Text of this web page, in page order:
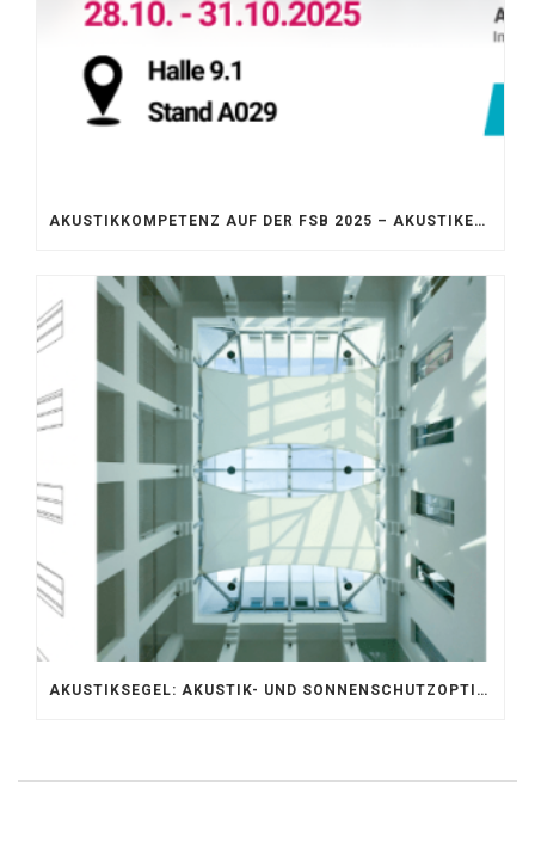
AKUSTIKKOMPETENZ AUF DER FSB 2025 – AKUSTIKELEMENTE FÜR DIE LEBENSRÄUME VON MORGEN
AKUSTIKSEGEL: AKUSTIK- UND SONNENSCHUTZOPTIMIERUNG IM ATRIUM DER UNIVERSITÄT BONN